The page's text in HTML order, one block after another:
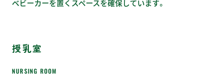
ベビーカーを置くスペースを確保しています。
授乳室
NURSING ROOM